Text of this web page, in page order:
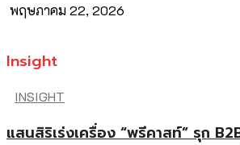
พฤษภาคม 22, 2026
Insight
INSIGHT
แสนสิริเร่งเครื่อง “พรีคาสท์” รุก